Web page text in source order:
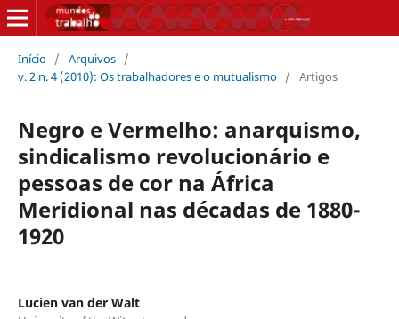
Início / Arquivos /
v. 2 n. 4 (2010): Os trabalhadores e o mutualismo / Artigos
Negro e Vermelho: anarquismo,
sindicalismo revolucionário e
pessoas de cor na África
Meridional nas décadas de 1880-
1920
Lucien van der Walt